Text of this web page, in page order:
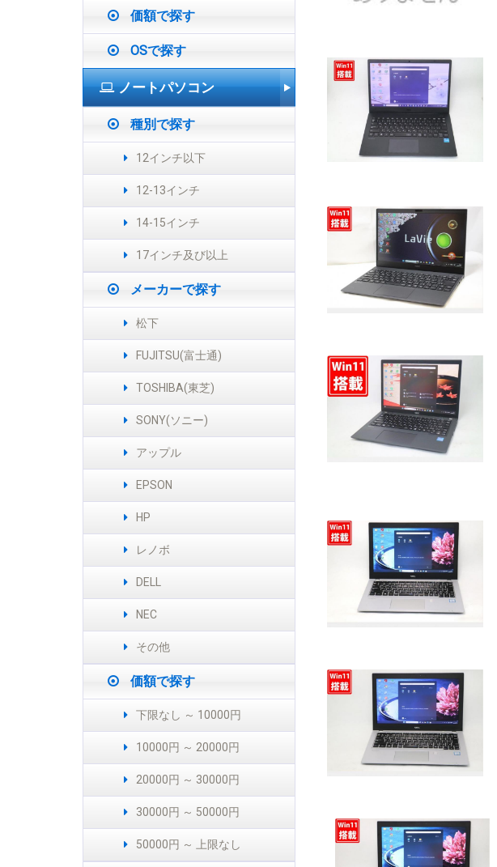
価額で探す
OSで探す
ノートパソコン
種別で探す
12インチ以下
12-13インチ
14-15インチ
17インチ及び以上
メーカーで探す
松下
FUJITSU(富士通)
TOSHIBA(東芝)
SONY(ソニー)
アップル
EPSON
HP
レノボ
DELL
NEC
その他
価額で探す
下限なし ～ 10000円
10000円 ～ 20000円
20000円 ～ 30000円
30000円 ～ 50000円
50000円 ～ 上限なし